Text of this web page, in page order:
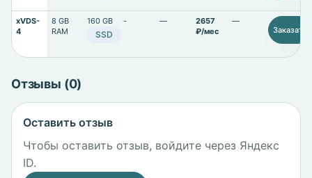
xVDS-
4
8 GB
RAM
160 GB
SSD
- —
2657
₽/мес
—
Заказать
Отзывы (0)
Оставить отзыв
Чтобы оставить отзыв, войдите через Яндекс
ID.